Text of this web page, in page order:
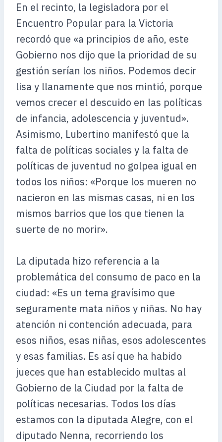
En el recinto, la legisladora por el
Encuentro Popular para la Victoria
recordó que «a principios de año, este
Gobierno nos dijo que la prioridad de su
gestión serían los niños. Podemos decir
lisa y llanamente que nos mintió, porque
vemos crecer el descuido en las políticas
de infancia, adolescencia y juventud».
Asimismo, Lubertino manifestó que la
falta de políticas sociales y la falta de
políticas de juventud no golpea igual en
todos los niños: «Porque los mueren no
nacieron en las mismas casas, ni en los
mismos barrios que los que tienen la
suerte de no morir».
La diputada hizo referencia a la
problemática del consumo de paco en la
ciudad: «Es un tema gravísimo que
seguramente mata niños y niñas. No hay
atención ni contención adecuada, para
esos niños, esas niñas, esos adolescentes
y esas familias. Es así que ha habido
jueces que han establecido multas al
Gobierno de la Ciudad por la falta de
políticas necesarias. Todos los días
estamos con la diputada Alegre, con el
diputado Nenna, recorriendo los